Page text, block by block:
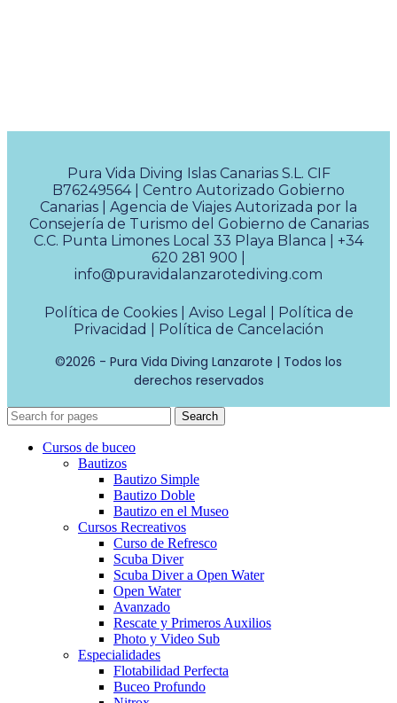
Pura Vida Diving Islas Canarias S.L. CIF
B76249564 | Centro Autorizado Gobierno
Canarias | Agencia de Viajes Autorizada por la
Consejería de Turismo del Gobierno de Canarias
C.C. Punta Limones Local 33 Playa Blanca | +34
620 281 900
info@puravidalanzarotediving.com
Política de Cookies| Aviso Legal
Política de
Privacidad
Política de Cancelación
©2026 - Pura Vida Diving Lanzarote | Todos los
derechos reservados
Search
Cursos de buceo
Bautizos
Bautizo Simple
Bautizo Doble
Bautizo en el Museo
Cursos Recreativos
Curso de Refresco
Scuba Diver
Scuba Diver a Open Water
Open Water
Avanzado
Rescate y Primeros Auxilios
Photo y Video Sub
Especialidades
Flotabilidad Perfecta
Buceo Profundo